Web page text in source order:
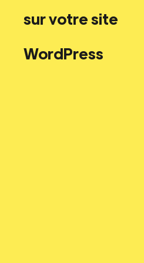
sur votre site
WordPress